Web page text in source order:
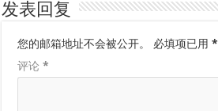
发表回复
您的邮箱地址不会被公开。 必填项已用*
评论*